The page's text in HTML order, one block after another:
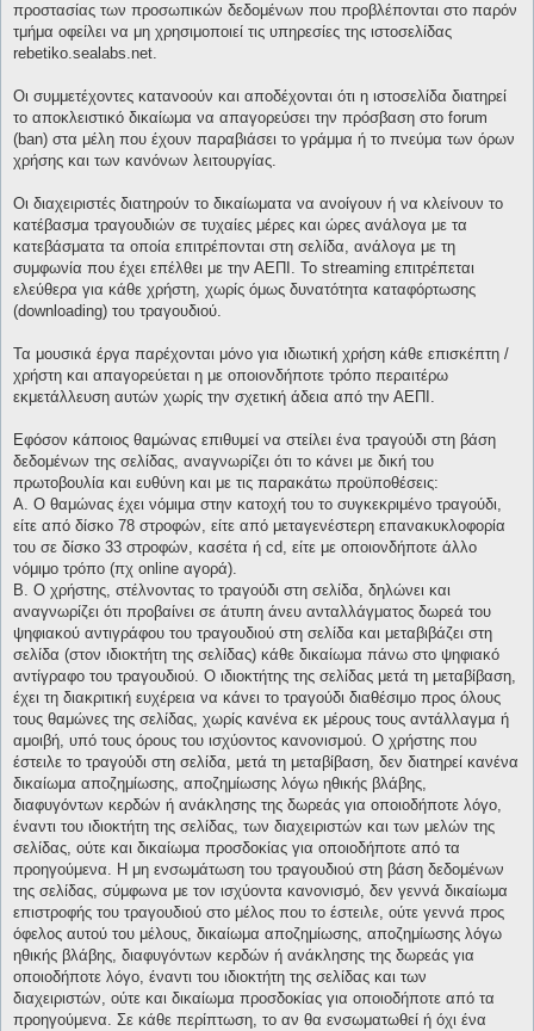
προστασίας των προσωπικών δεδομένων που προβλέπονται στο παρόν
τμήμα οφείλει να μη χρησιμοποιεί τις υπηρεσίες της ιστοσελίδας
rebetiko.sealabs.net.
Οι συμμετέχοντες κατανοούν και αποδέχονται ότι η ιστοσελίδα διατηρεί
το αποκλειστικό δικαίωμα να απαγορεύσει την πρόσβαση στο forum
(ban) στα μέλη που έχουν παραβιάσει το γράμμα ή το πνεύμα των όρων
χρήσης και των κανόνων λειτουργίας.
Οι διαχειριστές διατηρούν το δικαίωματα να ανοίγουν ή να κλείνουν το
κατέβασμα τραγουδιών σε τυχαίες μέρες και ώρες ανάλογα με τα
κατεβάσματα τα οποία επιτρέπονται στη σελίδα, ανάλογα με τη
συμφωνία που έχει επέλθει με την ΑΕΠΙ. Το streaming επιτρέπεται
ελεύθερα για κάθε χρήστη, χωρίς όμως δυνατότητα καταφόρτωσης
(downloading) του τραγουδιού.
Τα μουσικά έργα παρέχονται μόνο για ιδιωτική χρήση κάθε επισκέπτη /
χρήστη και απαγορεύεται η με οποιονδήποτε τρόπο περαιτέρω
εκμετάλλευση αυτών χωρίς την σχετική άδεια από την ΑΕΠΙ.
Εφόσον κάποιος θαμώνας επιθυμεί να στείλει ένα τραγούδι στη βάση
δεδομένων της σελίδας, αναγνωρίζει ότι το κάνει με δική του
πρωτοβουλία και ευθύνη και με τις παρακάτω προϋποθέσεις:
Α. Ο θαμώνας έχει νόμιμα στην κατοχή του το συγκεκριμένο τραγούδι,
είτε από δίσκο 78 στροφών, είτε από μεταγενέστερη επανακυκλοφορία
του σε δίσκο 33 στροφών, κασέτα ή cd, είτε με οποιονδήποτε άλλο
νόμιμο τρόπο (πχ online αγορά).
Β. Ο χρήστης, στέλνοντας το τραγούδι στη σελίδα, δηλώνει και
αναγνωρίζει ότι προβαίνει σε άτυπη άνευ ανταλλάγματος δωρεά του
ψηφιακού αντιγράφου του τραγουδιού στη σελίδα και μεταβιβάζει στη
σελίδα (στον ιδιοκτήτη της σελίδας) κάθε δικαίωμα πάνω στο ψηφιακό
αντίγραφο του τραγουδιού. Ο ιδιοκτήτης της σελίδας μετά τη μεταβίβαση,
έχει τη διακριτική ευχέρεια να κάνει το τραγούδι διαθέσιμο προς όλους
τους θαμώνες της σελίδας, χωρίς κανένα εκ μέρους τους αντάλλαγμα ή
αμοιβή, υπό τους όρους του ισχύοντος κανονισμού. Ο χρήστης που
έστειλε το τραγούδι στη σελίδα, μετά τη μεταβίβαση, δεν διατηρεί κανένα
δικαίωμα αποζημίωσης, αποζημίωσης λόγω ηθικής βλάβης,
διαφυγόντων κερδών ή ανάκλησης της δωρεάς για οποιοδήποτε λόγο,
έναντι του ιδιοκτήτη της σελίδας, των διαχειριστών και των μελών της
σελίδας, ούτε και δικαίωμα προσδοκίας για οποιοδήποτε από τα
προηγούμενα. Η μη ενσωμάτωση του τραγουδιού στη βάση δεδομένων
της σελίδας, σύμφωνα με τον ισχύοντα κανονισμό, δεν γεννά δικαίωμα
επιστροφής του τραγουδιού στο μέλος που το έστειλε, ούτε γεννά προς
όφελος αυτού του μέλους, δικαίωμα αποζημίωσης, αποζημίωσης λόγω
ηθικής βλάβης, διαφυγόντων κερδών ή ανάκλησης της δωρεάς για
οποιοδήποτε λόγο, έναντι του ιδιοκτήτη της σελίδας και των
διαχειριστών, ούτε και δικαίωμα προσδοκίας για οποιοδήποτε από τα
προηγούμενα. Σε κάθε περίπτωση, το αν θα ενσωματωθεί ή όχι ένα